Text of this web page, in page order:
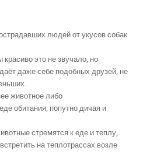
людей от укусов собак
это не звучало, но
даже себе подобных друзей, не
животное либо
обитания, попутно дичая и
стремятся к еде и теплу,
на теплотрассах возле